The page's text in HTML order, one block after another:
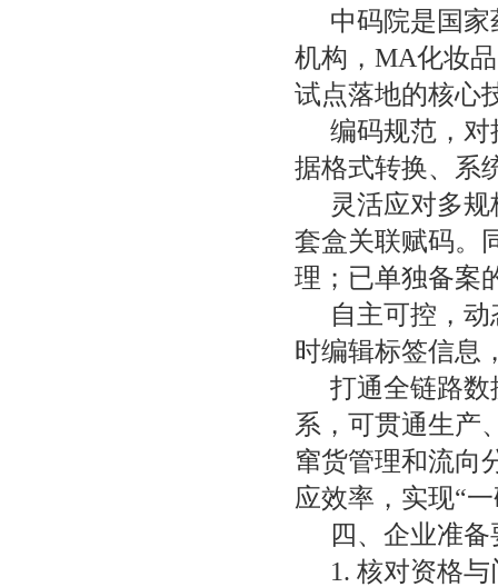
中码院是国
机构，MA化妆
试点落地的核心
编码规范，
据格式转换、系
灵活应对多
套盒关联赋码。
理；已单独备案
自主可控，
时编辑标签信息
打通全链路
系，可贯通生产
窜货管理和流向
应效率，实现“
四、企业准备
1. 核对资格与